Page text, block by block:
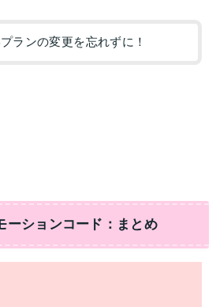
ランの変更を忘れずに！
ーションコード：まとめ